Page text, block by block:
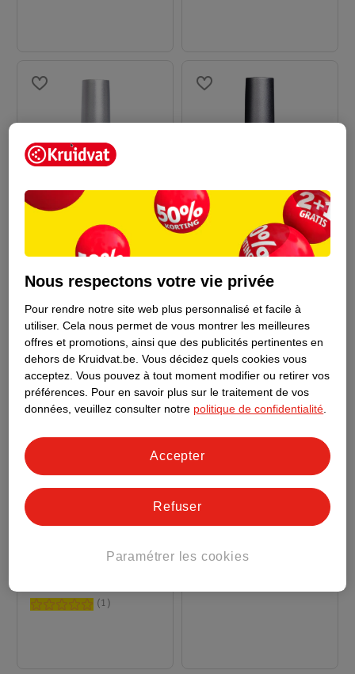
Depend Gel IQ Vernis
5ml
6.
99
Depend Gel IQ Top Coat
En Gel Relax Your Body
1
Method 2
Nous respectons votre vie privée
Pour rendre notre site web plus personnalisé et facile à
utiliser. Cela nous permet de vous montrer les meilleures
offres et promotions, ainsi que des publicités pertinentes en
dehors de Kruidvat.be. Vous décidez quels cookies vous
acceptez. Vous pouvez à tout moment modifier ou retirer vos
préférences. Pour en savoir plus sur le traitement de vos
données, veuillez consulter notre politique de confidentialité
Paramétrer les cookies
Refuser
Accepter